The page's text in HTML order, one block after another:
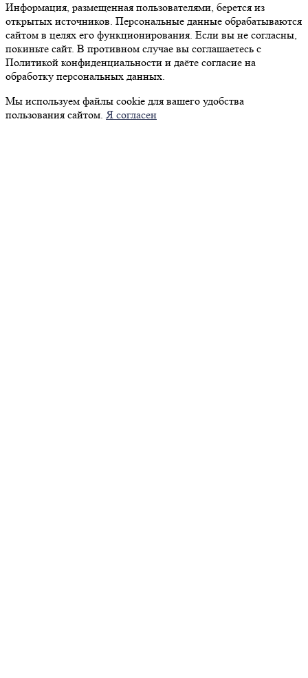
Информация, размещенная пользователями, берется из
открытых источников. Персональные данные обрабатываются
сайтом в целях его функционирования. Если вы не согласны,
покиньте сайт. В противном случае вы соглашаетесь с
Политикой конфиденциальности и даёте согласие на
обработку персональных данных.
Мы используем файлы cookie для вашего удобства
пользования сайтом.Я согласен